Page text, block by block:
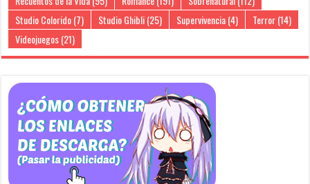
Studio Colorido(7) Studio Ghibli(25) Supervivencia(4) Terror(14)
Videojuegos(21)